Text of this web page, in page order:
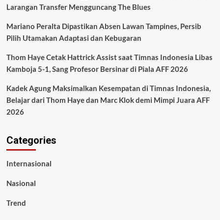
Larangan Transfer Mengguncang The Blues
Mariano Peralta Dipastikan Absen Lawan Tampines, Persib
Pilih Utamakan Adaptasi dan Kebugaran
Thom Haye Cetak Hattrick Assist saat Timnas Indonesia Libas
Kamboja 5-1, Sang Profesor Bersinar di Piala AFF 2026
Kadek Agung Maksimalkan Kesempatan di Timnas Indonesia,
Belajar dari Thom Haye dan Marc Klok demi Mimpi Juara AFF
2026
Categories
Internasional
Nasional
Trend